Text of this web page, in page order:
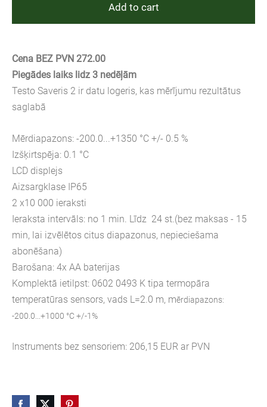
Add to cart
Cena BEZ PVN 272.00
Piegādes laiks lidz 3 nedēļām
Testo Saveris 2 ir datu logeris, kas mērījumu rezultātus
saglabā
Mērdiapazons: -200.0...+1350 °C +/- 0.5 %
Izšķirtspēja: 0.1 °C
LCD displejs
Aizsargklase IP65
2 x10 000 ieraksti
Ieraksta intervāls: no 1 min. Līdz 24 st.(bez maksas - 15
min, lai izvēlētos citus diapazonus, nepieciešama
abonēšana)
Barošana: 4x AA baterijas
Komplektā ietilpst: 0602 0493 K tipa termopāra
temperatūras sensors, vads L=2.0 m, mērdiapazons:
-200.0...+1000 °C +/-1%
Instruments bez sensoriem: 206,15 EUR ar PVN